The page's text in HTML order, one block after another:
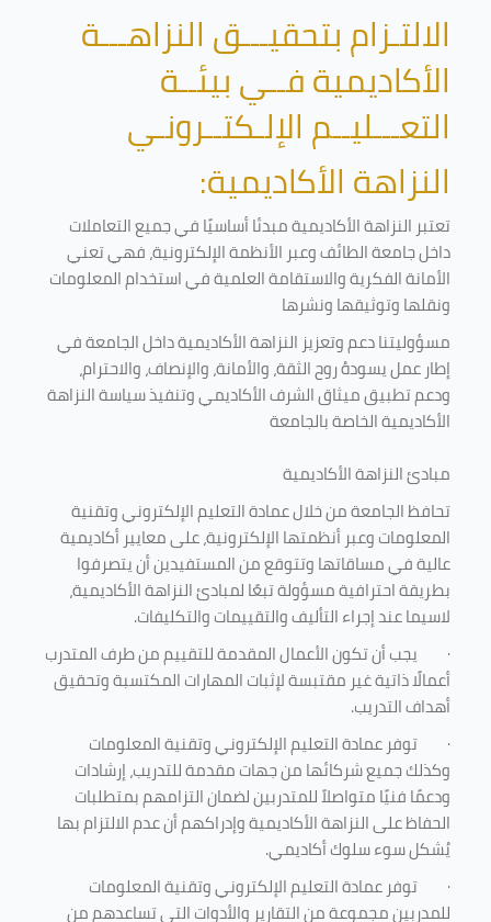
الالتـزام بتحقيـــق النزاهـــة
الأكاديمية فــي بيئــة
التعـــليــم الإلـكتــرونـي
النزاهة الأكاديمية:
تعتبر النزاهة الأكاديمية مبدئا أساسيًا في جميع التعاملات
داخل جامعة الطائف وعبر الأنظمة الإلكترونية، فهي تعني
الأمانة الفكرية والاستقامة العلمية في استخدام المعلومات
ونقلها وتوثيقها ونشرها
مسؤوليتنا دعم وتعزيز النزاهة الأكاديمية داخل الجامعة في
إطار عمل يسودهُ روح الثقة، والأمانة، والإنصاف، والاحترام،
ودعم تطبيق ميثاق الشرف الأكاديمي وتنفيذ سياسة النزاهة
الأكاديمية الخاصة بالجامعة
مبادئ النزاهة الأكاديمية
تحافظ الجامعة من خلال عمادة التعليم الإلكتروني وتقنية
المعلومات وعبر أنظمتها الإلكترونية، على معايير أكاديمية
عالية في مساقاتها وتتوقع من المستفيدين أن يتصرفوا
بطريقة احترافية مسؤولة تبعًا لمبادئ النزاهة الأكاديمية،
لاسيما عند إجراء التأليف والتقييمات والتكليفات.
· يجب أن تكون الأعمال المقدمة للتقييم من طرف المتدرب
أعمالًا ذاتية غير مقتبسة لإثبات المهارات المكتسبة وتحقيق
أهداف التدريب.
· توفر عمادة التعليم الإلكتروني وتقنية المعلومات
وكذلك جميع شركائها من جهات مقدمة للتدريب، إرشادات
ودعمًا فنيًا متواصلاً للمتدربين لضمان التزامهم بمتطلبات
الحفاظ على النزاهة الأكاديمية وإدراكهم أن عدم الالتزام بها
يُشكل سوء سلوك أكاديمي.
· توفر عمادة التعليم الإلكتروني وتقنية المعلومات
للمدربين مجموعة من التقارير والأدوات التي تساعدهم من